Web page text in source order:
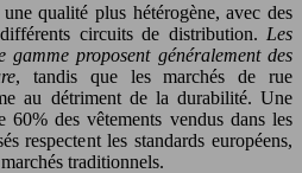
qualité plus hétérogène, avec des
circuits de distribution. Les
gamme proposent généralement des
, tandis que les marchés de rue
au détriment de la durabilité. Une
60% des vêtements vendus dans les
respectent les standards européens,
traditionnels.